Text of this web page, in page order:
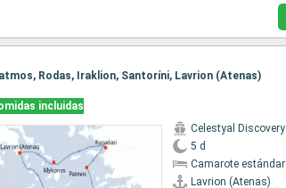
Rodas, Iraklion, Santoríni, Lavrion (Atenas)
incluidas
Celestyal Discovery
5 d
Camarote estándar
Lavrion (Atenas)